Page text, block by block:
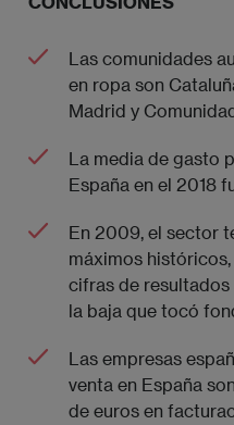
Las comunidades
en ropa son
Madrid y
La media de gasto
España en el 2018
En 2009, el sector
máximos
cifras de resultados
la baja que tocó
Las empresas
venta en España
de euros en